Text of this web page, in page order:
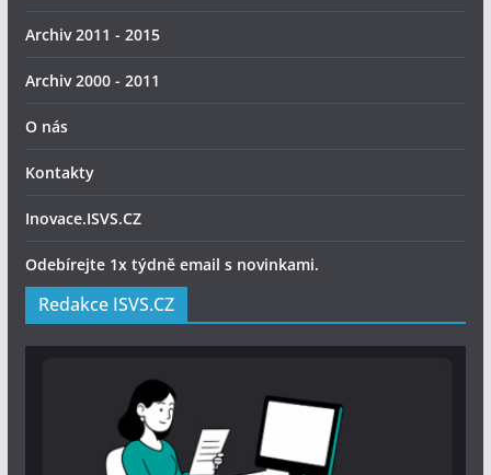
Archiv 2011 - 2015
Archiv 2000 - 2011
O nás
Kontakty
Inovace.ISVS.CZ
Odebírejte 1x týdně email s novinkami.
Redakce ISVS.CZ